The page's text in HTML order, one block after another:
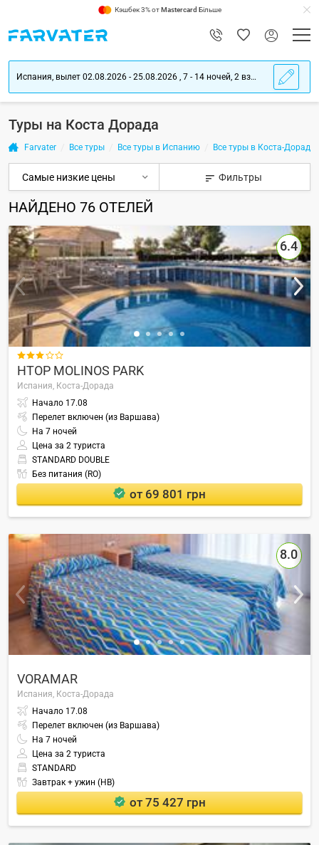
Кэшбек 3% отMastercard Більше
Испания, вылет 02.08.2026 - 25.08.2026 , 7 - 14 ночей, 2 взрослых
Туры на Коста Дорада
Farvater Все туры Все туры в Испанию Все туры в Коста-Дорада
Фильтры
НАЙДЕНО 76 ОТЕЛЕЙ
6.4

HTOP MOLINOS PARK
Испания, Коста-Дорада
Начало 17.08
Перелет включен (из Варшава)
На 7 ночей
Цена за 2 туриста
STANDARD DOUBLE
Без питания (RO)
от 69 801 грн
8.0
VORAMAR
Испания, Коста-Дорада
Начало 17.08
Перелет включен (из Варшава)
На 7 ночей
Цена за 2 туриста
STANDARD
Завтрак + ужин (HB)
от 75 427 грн